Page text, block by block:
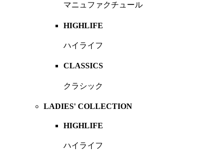
マニュファクチュール
HIGHLIFE
ハイライフ
CLASSICS
クラシック
LADIES' COLLECTION
HIGHLIFE
ハイライフ